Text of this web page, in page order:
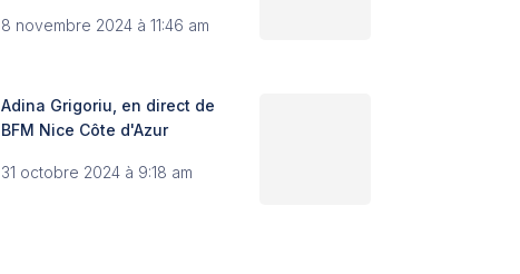
8 novembre 2024 à 11:46 am
Adina Grigoriu, en direct de
BFM Nice Côte d'Azur
31 octobre 2024 à 9:18 am